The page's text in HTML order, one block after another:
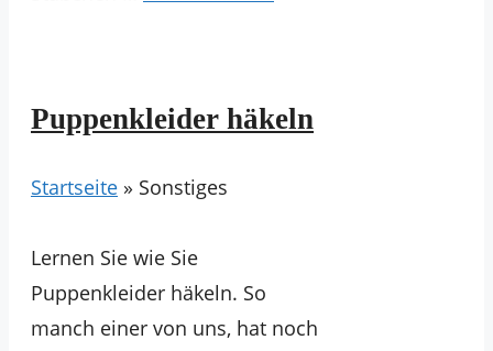
Puppenkleider häkeln
Startseite » Sonstiges
Lernen Sie wie Sie
Puppenkleider häkeln. So
manch einer von uns, hat noch